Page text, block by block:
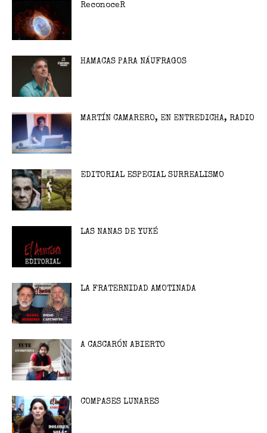
ReconoceR
HAMACAS PARA NÁUFRAGOS
MARTÍN CAMARERO, EN ENTREDICHA, RADIO
EDITORIAL ESPECIAL SURREALISMO
LAS NANAS DE YUKÉ
LA FRATERNIDAD AMOTINADA
A CASCARÓN ABIERTO
COMPASES LUNARES